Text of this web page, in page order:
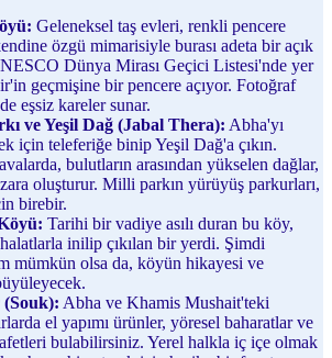
Geleneksel taş evleri, renkli pencere
özgü mimarisiyle burası adeta bir açık
Dünya Mirası Geçici Listesi'nde yer
geçmişine bir pencere açıyor. Fotoğraf
eşsiz kareler sunar.
ve Yeşil Dağ (Jabal Thera): Abha'yı
için teleferiğe binip Yeşil Dağ'a çıkın.
bulutların arasından yükselen dağlar,
oluşturur. Milli parkın yürüyüş parkurları,
birebir.
Tarihi bir vadiye asılı duran bu köy,
inilip çıkılan bir yerdi. Şimdi
mümkün olsa da, köyün hikayesi ve
Abha ve Khamis Mushait'teki
el yapımı ürünler, yöresel baharatlar ve
bulabilirsiniz. Yerel halkla iç içe olmak